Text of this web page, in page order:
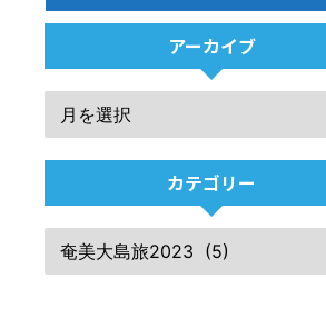
アーカイブ
カテゴリー